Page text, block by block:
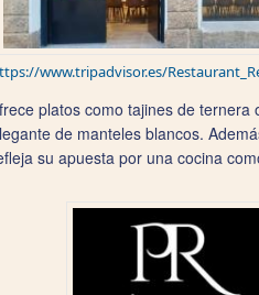
www.tripadvisor.es/
platos como tajines de
de manteles blancos.
su apuesta por una cocina